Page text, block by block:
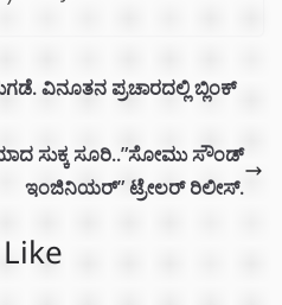
ವಿನೂತನ ಪ್ರಚಾರದಲ್ಲಿ ಬ್ಲಿಂಕ್
ಸುಕ್ಕ ಸೂರಿ..”ಸೋಮು ಸೌಂಡ್
ಇಂಜಿನಿಯರ್” ಟ್ರೇಲರ್ ರಿಲೀಸ್.